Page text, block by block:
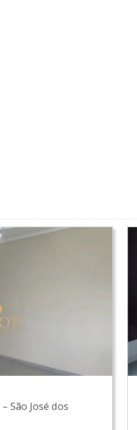
– São José dos